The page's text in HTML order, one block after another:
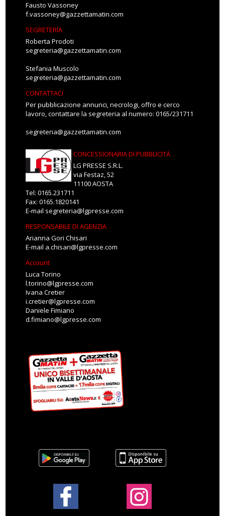
Fausto Vassoney
f.vassoney@gazzettamatin.com
SEGRETERIA
Roberta Prodoti
segreteria@gazzettamatin.com
Stefania Muscolo
segreteria@gazzettamatin.com
CONTATTACI
Per pubblicazione annunci, necrologi, offro e cerco
lavoro, contattare la segreteria al numero: 0165/231711
segreteria@gazzettamatin.com
CONCESSIONARIA DI PUBBLICITÀ
LG PRESSE S.R.L.
via Festaz, 52
11100 AOSTA
Tel: 0165.231711
Fax: 0165.1820141
E-mail segreteria@lgpresse.com
RESPONSABILE DI AGENZIA
Arianna Gori Chisari
E-mail a.chisari@lgpresse.com
Account
Luca Torino
l.torino@lgpresse.com
Ivana Cretier
i.cretier@lgpresse.com
Daniele Fimiano
d.fimiano@lgpresse.com